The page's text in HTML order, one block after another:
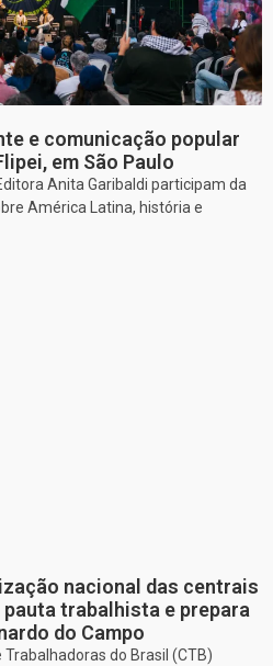
e comunicação popular
em São Paulo
Anita Garibaldi participam da
América Latina, história e
nacional das centrais
trabalhista e prepara
do Campo
do Brasil (CTB)